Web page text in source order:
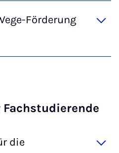
Förderung
die